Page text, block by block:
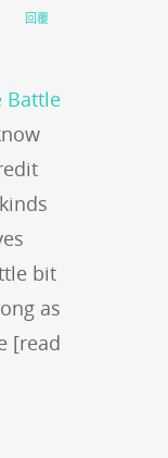
Battle
bit
as
[read
回覆